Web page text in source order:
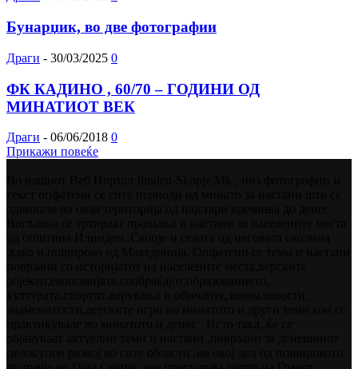
Бунарџик, во две фотографии
Драги - 30/03/2025 0
ФК КАДИНО , 60/70 – ГОДИНИ ОД
МИНАТИОТ ВЕК
Драги - 06/06/2018 0
Прикажи повеќе